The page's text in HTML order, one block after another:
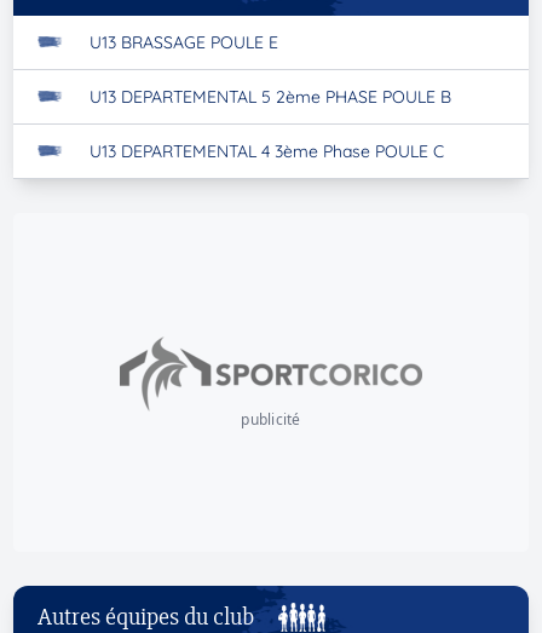
U13 BRASSAGE POULE E
U13 DEPARTEMENTAL 5 2ème PHASE POULE B
U13 DEPARTEMENTAL 4 3ème Phase POULE C
publicité
Autres équipes du club